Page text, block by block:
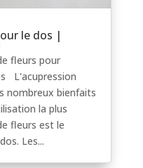
le dos |
fleurs pour
L'acupression
nombreux bienfaits
la plus
fleurs est le
Les...